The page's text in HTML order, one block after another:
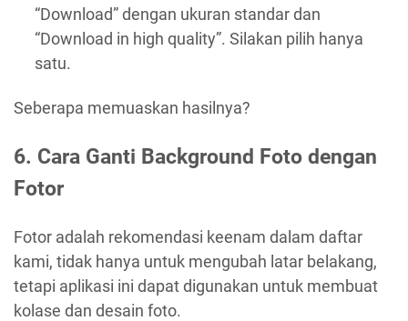
“Download” dengan ukuran standar dan
“Download in high quality”. Silakan pilih hanya
satu.
Seberapa memuaskan hasilnya?
6. Cara Ganti Background Foto dengan
Fotor
Fotor adalah rekomendasi keenam dalam daftar
kami, tidak hanya untuk mengubah latar belakang,
tetapi aplikasi ini dapat digunakan untuk membuat
kolase dan desain foto.